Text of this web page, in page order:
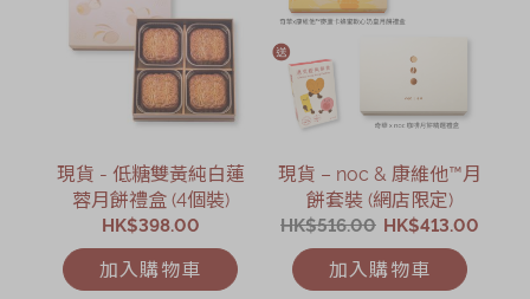
現貨 - 低糖雙黃純白蓮
蓉月餅禮盒 (4個裝)
HK$398.00
加入購物車
現貨 – noc & 康維他™月
餅套裝 (網店限定)
HK$413.00
HK$516.00
加入購物車